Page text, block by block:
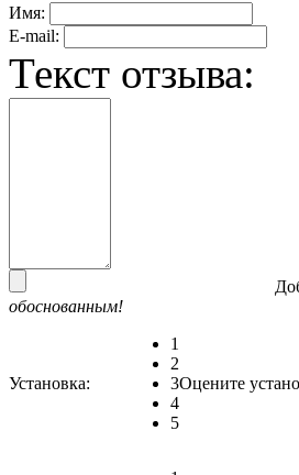
Имя:
E-mail:
Текст отзыва:
обоснованным!
Установка:
1
2
3
4
5
Оцените